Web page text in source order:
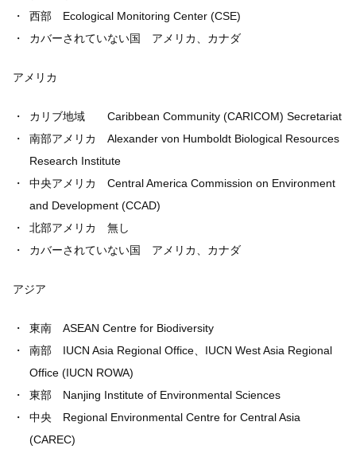
西部 Ecological Monitoring Center (CSE)
カバーされていない国 アメリカ、カナダ
アメリカ
カリブ地域 Caribbean Community (CARICOM) Secretariat
南部アメリカ Alexander von Humboldt Biological Resources
Research Institute
中央アメリカ Central America Commission on Environment
and Development (CCAD)
北部アメリカ 無し
カバーされていない国 アメリカ、カナダ
アジア
東南 ASEAN Centre for Biodiversity
南部 IUCN Asia Regional Office、IUCN West Asia Regional
Office (IUCN ROWA)
東部 Nanjing Institute of Environmental Sciences
中央 Regional Environmental Centre for Central Asia
(CAREC)